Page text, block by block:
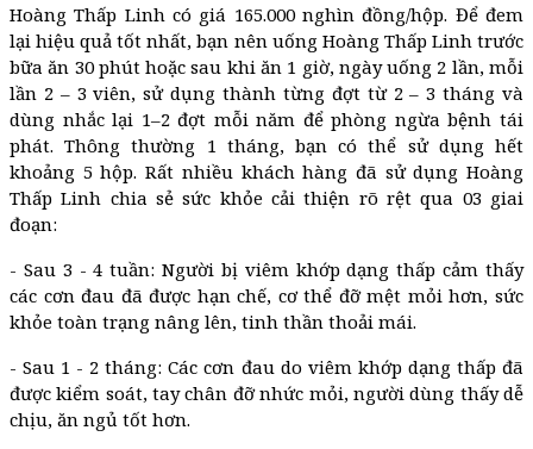
Hoàng Thấp Linh có giá 165.000 nghìn đồng/hộp. Để đem
lại hiệu quả tốt nhất, bạn nên uống Hoàng Thấp Linh trước
bữa ăn 30 phút hoặc sau khi ăn 1 giờ, ngày uống 2 lần, mỗi
lần 2 – 3 viên, sử dụng thành từng đợt từ 2 – 3 tháng và
dùng nhắc lại 1–2 đợt mỗi năm để phòng ngừa bệnh tái
phát. Thông thường 1 tháng, bạn có thể sử dụng hết
khoảng 5 hộp. Rất nhiều khách hàng đã sử dụng Hoàng
Thấp Linh chia sẻ sức khỏe cải thiện rõ rệt qua 03 giai
đoạn:
- Sau 3 - 4 tuần: Người bị viêm khớp dạng thấp cảm thấy
các cơn đau đã được hạn chế, cơ thể đỡ mệt mỏi hơn, sức
khỏe toàn trạng nâng lên, tinh thần thoải mái.
- Sau 1 - 2 tháng: Các cơn đau do viêm khớp dạng thấp đã
được kiểm soát, tay chân đỡ nhức mỏi, người dùng thấy dễ
chịu, ăn ngủ tốt hơn.